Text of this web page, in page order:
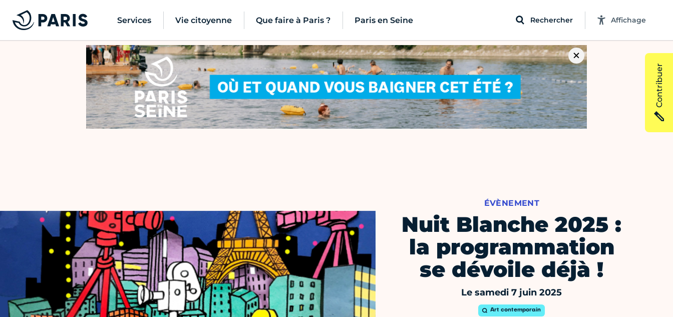
Services Vie citoyenne Que faire à Paris ? Paris en Seine Rechercher Affichage
ÉVÈNEMENT
Nuit Blanche 2025 :
la programmation
se dévoile déjà !
Le samedi 7 juin 2025
Art contemporain
Contribuer